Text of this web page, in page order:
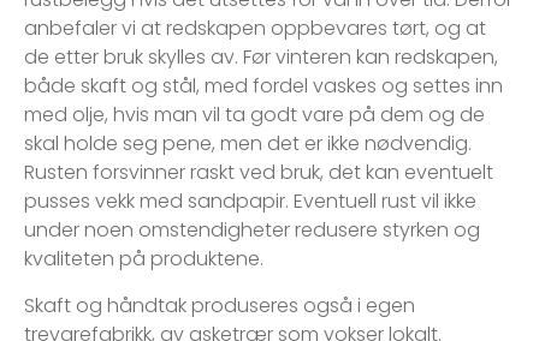
anbefaler vi at redskapen oppbevares tørt, og at
de etter bruk skylles av. Før vinteren kan redskapen,
både skaft og stål, med fordel vaskes og settes inn
med olje, hvis man vil ta godt vare på dem og de
skal holde seg pene, men det er ikke nødvendig.
Rusten forsvinner raskt ved bruk, det kan eventuelt
pusses vekk med sandpapir. Eventuell rust vil ikke
under noen omstendigheter redusere styrken og
kvaliteten på produktene.
Skaft og håndtak produseres også i egen
trevarefabrikk, av asketrær som vokser lokalt.